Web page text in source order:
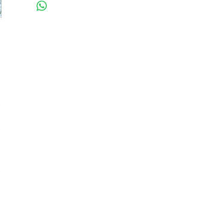
Palete(s) com as seguintes dimensões 6m x 1m x 1m)